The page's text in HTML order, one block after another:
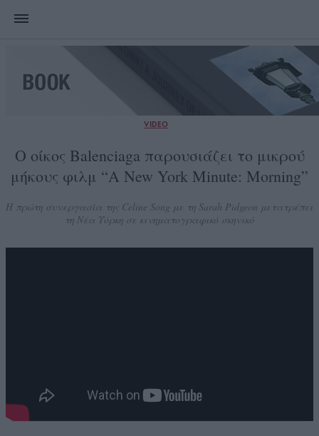
VIDEO
Ο οίκος Balenciaga παρουσιάζει το μικρού
μήκους φιλμ “A New York Minute: Morning”
Η πρώτη συνεργασία της Celine Song με τη Sarah Pidgeon μετατρέπει
τη Νέα Υόρκη σε κινηματογραφικό σκηνικό